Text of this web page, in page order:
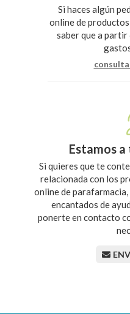
Si haces algún
online de
saber que a
Estamos
Si quieres que te
relacionada con los
online de
encantados de
ponerte en contacto